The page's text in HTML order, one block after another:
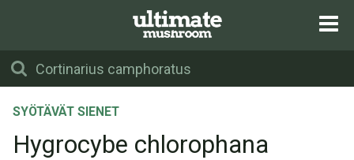
SYÖTÄVÄT SIENET
Hygrocybe chlorophana